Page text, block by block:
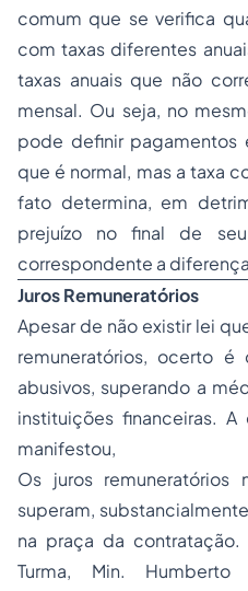
comum que se verifica
com taxas diferentes
taxas anuais que não
mensal. Ou seja, no
pode definir pagamentos
que é normal, mas a taxa
fato determina, em
prejuízo no final de
correspondente a
Juros Remuneratórios
Apesar de não existir lei
remuneratórios, ocerto
abusivos, superando a
instituições financeiras.
manifestou,
Os juros remuneratórios
superam,
na praça da contratação.
Turma, Min.